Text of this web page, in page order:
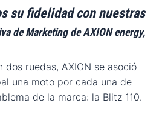
su fidelidad con nuestras
de Marketing de AXION energy,
ruedas, AXION se asoció
una moto por cada una de
de la marca: la Blitz 110.